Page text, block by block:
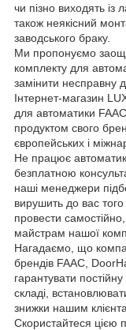
чи пізно виходять
також неякісний
заводського браку.
Ми пропонуємо
комплекту для
замінити несправну
Інтернет-магазин
для автоматики
продуктом свого
європейських і
Не працює
безплатною
наші менеджери
вирушить до вас
провести
майстрам нашої
Нагадаємо, що
брендів FAAC,
гарантувати
складі,
знижки нашим
Скористайтеся цією